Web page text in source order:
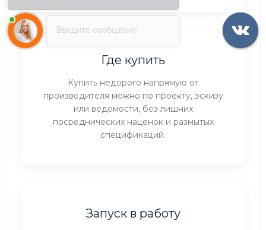
Где купить
Купить недорого напрямую от
производителя можно по проекту, эскизу
или ведомости, без лишних
посреднических наценок и размытых
спецификаций.
Запуск в работу
Введите сообщение